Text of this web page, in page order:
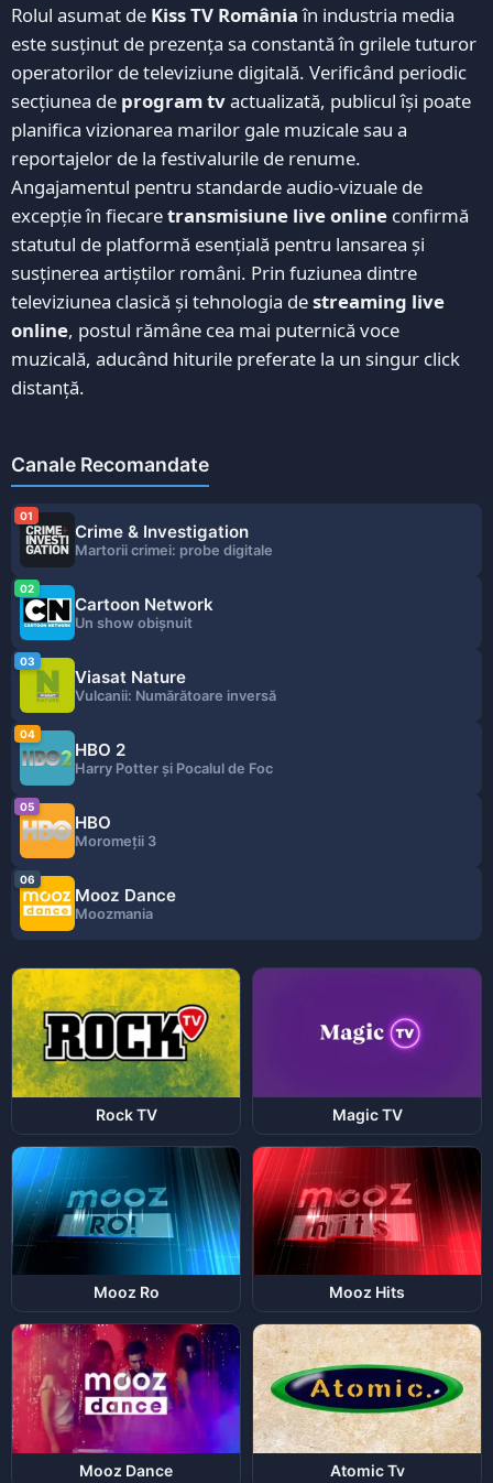
Rolul asumat de Kiss TV Româniaîn industria media
este susținut de prezența sa constantă în grilele tuturor
operatorilor de televiziune digitală. Verificând periodic
secțiunea de program tvactualizată, publicul își poate
planifica vizionarea marilor gale muzicale sau a
reportajelor de la festivalurile de renume.
Angajamentul pentru standarde audio-vizuale de
excepție în fiecaretransmisiune live online confirmă
statutul de platformă esențială pentru lansarea și
susținerea artiștilor români. Prin fuziunea dintre
televiziunea clasică și tehnologia destreaming live
online, postul rămâne cea mai puternică voce
muzicală, aducând hiturile preferate la un singur click
distanță.
Canale Recomandate
01
Crime & Investigation
Martorii crimei: probe digitale
02
Cartoon Network
Un show obişnuit
03
Viasat Nature
Vulcanii: Numărătoare inversă
04
HBO 2
Harry Potter și Pocalul de Foc
05
HBO
Moromeții 3
06
Mooz Dance
Moozmania
Rock TV Magic TV
Mooz Ro Mooz Hits
Mooz Dance Atomic Tv